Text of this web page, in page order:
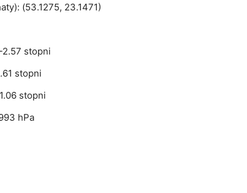
(53.1275, 23.1471)
2.57 stopni
stopni
stopni
hPa